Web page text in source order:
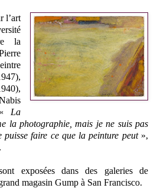
l’art
la
La
la photographie, mais je ne suis pas
faire ce que la peinture peut»,
exposées dans des galeries de
magasin Gump à San Francisco.